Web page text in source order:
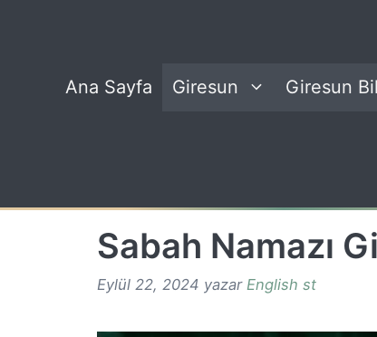
Ana Sayfa Giresun Giresun
Sabah Namazı
Eylül 22, 2024 yazar English st